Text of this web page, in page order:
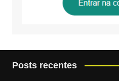
Posts recentes